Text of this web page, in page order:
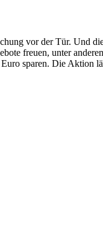
vor der Tür. Und
freuen, unter
sparen. Die